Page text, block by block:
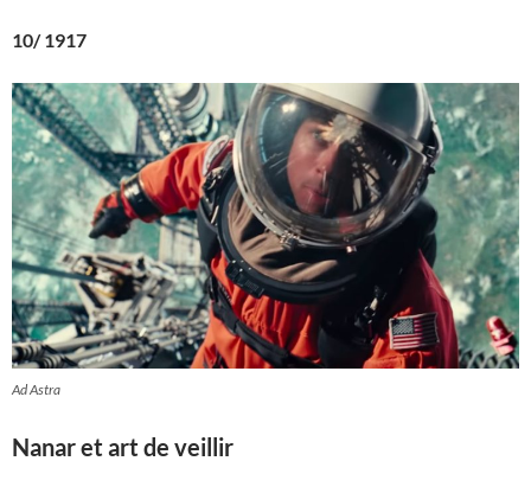
10/ 1917
Ad Astra
Nanar et art de veillir